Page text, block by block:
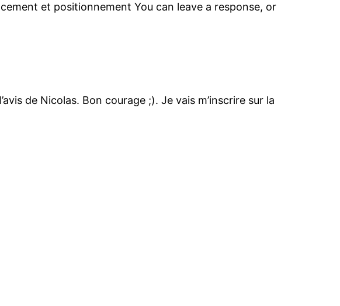
et positionnement You can leave a response, or
de Nicolas. Bon courage ;). Je vais m’inscrire sur la